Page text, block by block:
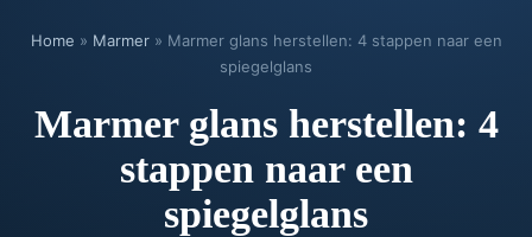
Home » Marmer» Marmer glans herstellen: 4 stappen naar een
spiegelglans
Marmer glans herstellen: 4
stappen naar een
spiegelglans